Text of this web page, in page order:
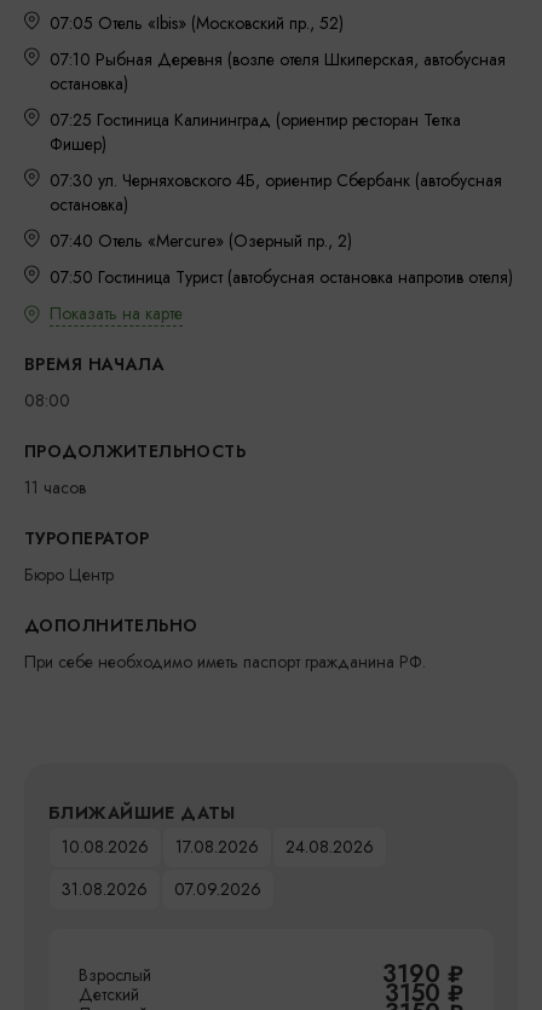
07:05 Отель «Ibis» (Московский пр., 52)
07:10 Рыбная Деревня (возле отеля Шкиперская, автобусная
остановка)
07:25 Гостиница Калининград (ориентир ресторан Тетка
Фишер)
07:30 ул. Черняховского 4Б, ориентир Сбербанк (автобусная
остановка)
07:40 Отель «Mercure» (Озерный пр., 2)
07:50 Гостиница Турист (автобусная остановка напротив отеля)
Показать на карте
ВРЕМЯ НАЧАЛА
08:00
ПРОДОЛЖИТЕЛЬНОСТЬ
11 часов
ТУРОПЕРАТОР
Бюро Центр
ДОПОЛНИТЕЛЬНО
При себе необходимо иметь паспорт гражданина РФ.
БЛИЖАЙШИЕ ДАТЫ
10.08.2026
17.08.2026
24.08.2026
31.08.2026
07.09.2026
Взрослый 3190 ₽
Детский 3150 ₽